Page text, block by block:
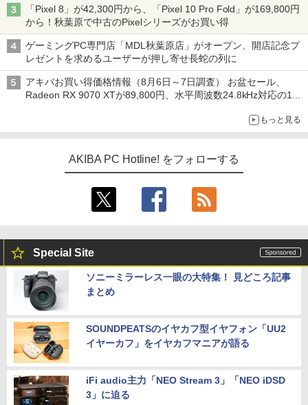
「Pixel 8」が42,300円から、「Pixel 10 Pro Fold」が169,800円
から！秋葉原で中古のPixelシリーズがお買い得
ゲーミングPC専門店「MDL秋葉原店」がオープン、開店記念プ
レゼントを求めるユーザーが押し寄せ長蛇の列に
アキバお買い得価格情報（8月6日～7日調査） お盆セール、
Radeon RX 9070 XTが89,800円、水平周波数24.8kHz対応の17
もっと見る
AKIBA PC Hotline! をフォローする
Special Site
ソニーミラーレス一眼の大特集！ 見どころ記事
まとめ
SOUNDPEATSのイヤカフ型イヤフォン「UU2
イヤーカフ」をイヤカフマニアが語る
iFi audio主力「NEO Stream 3」「NEO iDSD
3」に迫る